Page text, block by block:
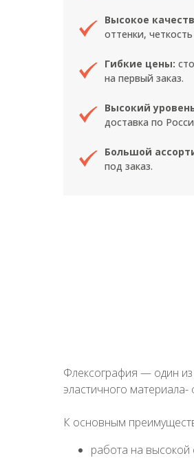
Высокое
оттенки,
Гибкие цены:
на первый заказ.
Высокий
доставка по
Большой
под заказ.
Флексография — один из
эластичного
К основным
работа на высокой